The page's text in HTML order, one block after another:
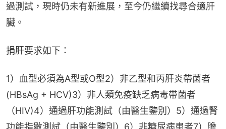
過測試，現時仍未有新進展，至今仍繼續找尋合適肝
臟。
捐肝要求如下：
1）血型必須為A型或O型2）非乙型和丙肝炎帶菌者
(HBsAg + HCV)3）非人類免疫缺乏病毒帶菌者
（HIV)4）通過肝功能測試（由醫生鑒別）5）通過腎
功能指數測試（由醫生鑒別）6）非糖尿病患者7）膽